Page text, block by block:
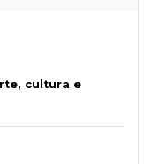
cultura e